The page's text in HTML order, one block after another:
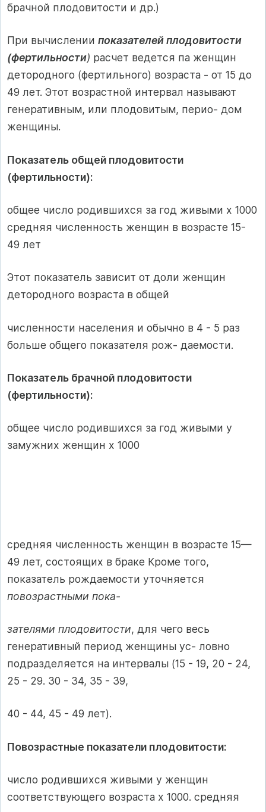
брачной плодовитости и др.)
При вычислении показателей плодовитости
(фертильности) расчет ведется па женщин
детородного (фертильного) возраста - от 15 до
49 лет. Этот возрастной интервал называют
генеративным, или плодовитым, перио- дом
женщины.
Показатель общей плодовитости
(фертильности):
общее число родившихся за год живыми х 1000
средняя численность женщин в возрасте 15-
49 лет
Этот показатель зависит от доли женщин
детородного возраста в общей
численности населения и обычно в 4 - 5 раз
больше общего показателя рож- даемости.
Показатель брачной плодовитости
(фертильности):
общее число родившихся за год живыми у
замужних женщин х 1000
средняя численность женщин в возрасте 15—
49 лет, состоящих в браке Кроме того,
показатель рождаемости уточняется
повозрастными пока-
зателями плодовитости, для чего весь
генеративный период женщины ус- ловно
подразделяется на интервалы (15 - 19, 20 - 24,
25 - 29. 30 - 34, 35 - 39,
40 - 44, 45 - 49 лет).
Повозрастные показатели плодовитости:
число родившихся живыми у женщин
соответствующего возраста х 1000. средняя